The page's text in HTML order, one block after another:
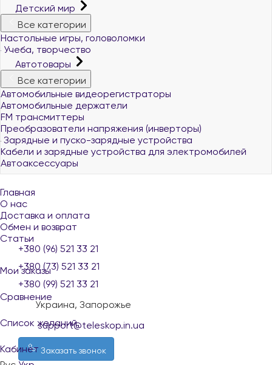
Детский мир
Все категории
Настольные игры, головоломки
Учеба, творчество
Автотовары
Все категории
Автомобильные видеорегистраторы
Автомобильные держатели
FM трансмиттеры
Преобразователи напряжения (инверторы)
Зарядные и пуско-зарядные устройства
Кабели и зарядные устройства для электромобилей
Автоаксессуары
Главная
О нас
Доставка и оплата
Обмен и возврат
Статьи
Мои заказы
Сравнение
Список желаний
Кабинет
+380 (96) 521 33 21
+380 (73) 521 33 21
+380 (99) 521 33 21
Украина, Запорожье
support@teleskop.in.ua
Заказать звонок